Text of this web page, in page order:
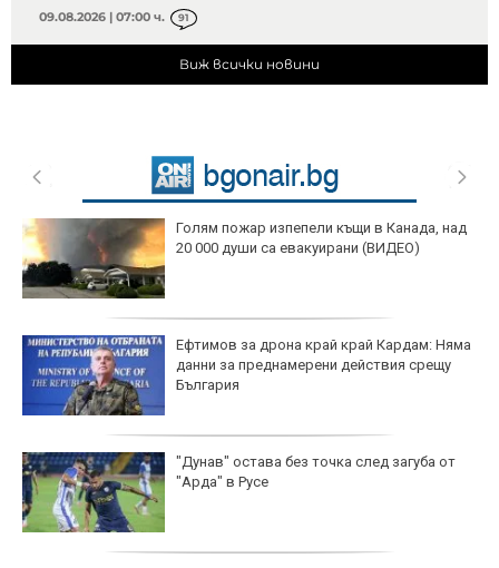
09.08.2026 | 07:00 ч. 91
Виж всички новини
Голям пожар изпепели къщи в Канада, над
20 000 души са евакуирани (ВИДЕО)
Ефтимов за дрона край край Кардам: Няма
данни за преднамерени действия срещу
България
"Дунав" остава без точка след загуба от
"Арда" в Русе